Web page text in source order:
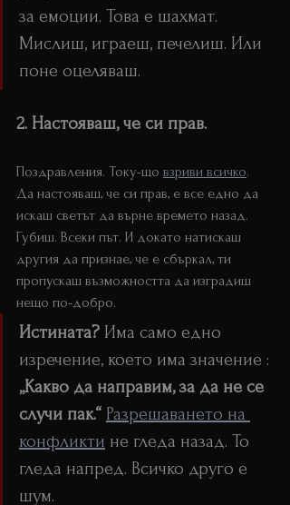
за емоции. Това е шахмат.
Мислиш, играеш, печелиш. Или
поне оцеляваш.
2. Настояваш, че си прав.
Поздравления. Току-що взриви всичко.
Да настояваш, че си прав, е все едно да
искаш светът да върне времето назад.
Губиш. Всеки път. И докато натискаш
другия да признае, че е сбъркал, ти
пропускаш възможността да изградиш
нещо по-добро.
Истината? Има само едно
изречение, което има значение :
„Какво да направим, за да не се
случи пак.“ Разрешаването на
конфликти не гледа назад. То
гледа напред. Всичко друго е
шум.